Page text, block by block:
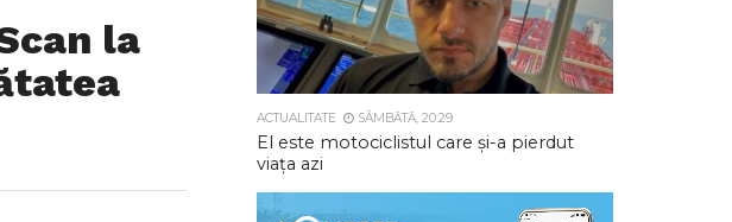
la
ACTUALITATE SÂMBĂTĂ, 20:29
El este motociclistul care și-a pierdut
viața azi